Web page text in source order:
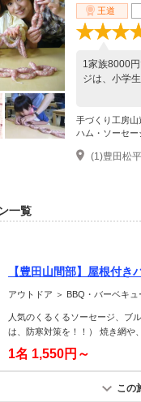
王道
1家族8000
ジは、小学
手づくり工房
ハム・ソーセー
(1)豊田松
一覧
【豊田山間部】屋根付
アウトドア ＞ BBQ・バーベキュ
人気のくるくるソーセージ、ブ
は、防寒対策を！！） 焼き網や
1名 1,550円～
この